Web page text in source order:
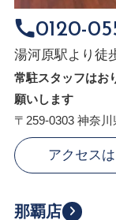
0120-
湯河原駅より徒
常駐スタッフはお
願いします
〒259-0303 神奈
アクセス
那覇店